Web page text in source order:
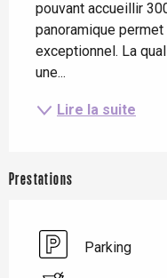
pouvant accueillir
panoramique
exceptionnel. La
une...
Lire la suite
Prestations
Parking